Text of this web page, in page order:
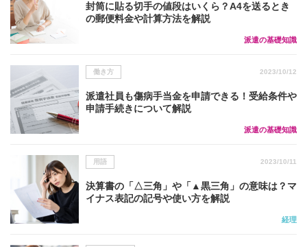
封筒に貼る切手の値段はいくら？A4を送るとき
の郵便料金や計算方法を解説
派遣の基礎知識
働き方 2023/10/12
派遣社員も傷病手当金を申請できる！受給条件や
申請手続きについて解説
派遣の基礎知識
用語 2023/10/11
決算書の「△三角」や「▲黒三角」の意味は？マ
イナス表記の記号や使い方を解説
経理